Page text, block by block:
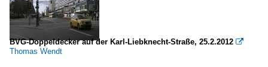
BVG-Doppeldecker auf der Karl-Liebknecht-Straße, 25.2.2012 
Thomas Wendt